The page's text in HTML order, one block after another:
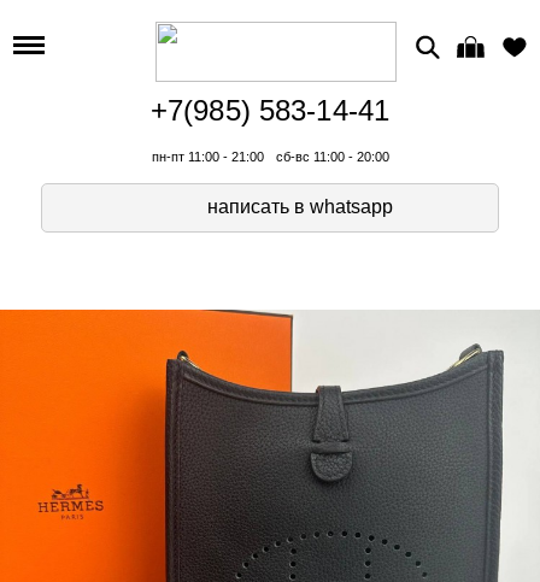
+7(985) 583-14-41
пн-пт 11:00 - 21:00 сб-вс 11:00 - 20:00
написать в whatsapp